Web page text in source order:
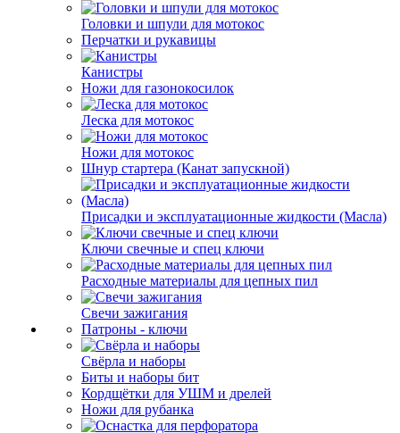
Головки и шпули для мотокос
Перчатки и рукавицы
Канистры
Ножи для газонокосилок
Леска для мотокос
Ножи для мотокос
Шнур стартера (Канат запускной)
Присадки и эксплуатационные жидкости (Масла)
Ключи свечные и спец ключи
Расходные материалы для цепных пил
Свечи зажигания
Патроны - ключи
Свёрла и наборы
Биты и наборы бит
Кордщётки для УШМ и дрелей
Ножи для рубанка